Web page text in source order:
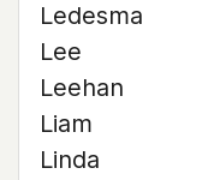
Ledesma
Lee
Leehan
Liam
Linda